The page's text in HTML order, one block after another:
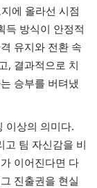
에 올라선 시점
득 방식이 안정적
유지와 전환 속
, 결과적으로 치
승부를 버텨냈
이상의 의미다.
고 팀 자신감을 비
이어진다면 다
진출권을 현실